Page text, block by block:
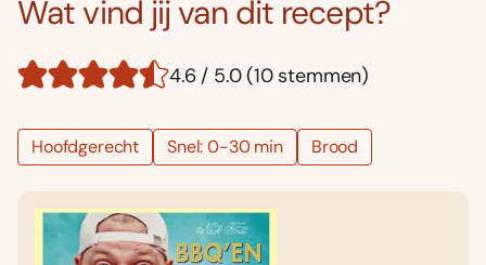
Wat vind jij van dit recept?
4.6 / 5.0 (10 stemmen)
Hoofdgerecht Snel: 0-30 min Brood